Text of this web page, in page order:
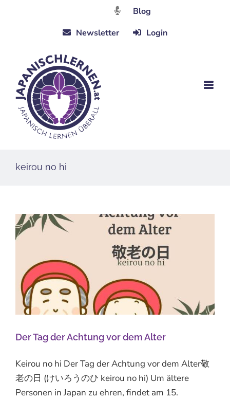
Blog
Newsletter
Login
keirou no hi
Der Tag der Achtung vor dem Alter
Keirou no hi Der Tag der Achtung vor dem Alter敬
老の日 (けいろうのひ keirou no hi) Um ältere
Personen in Japan zu ehren, findet am 15.